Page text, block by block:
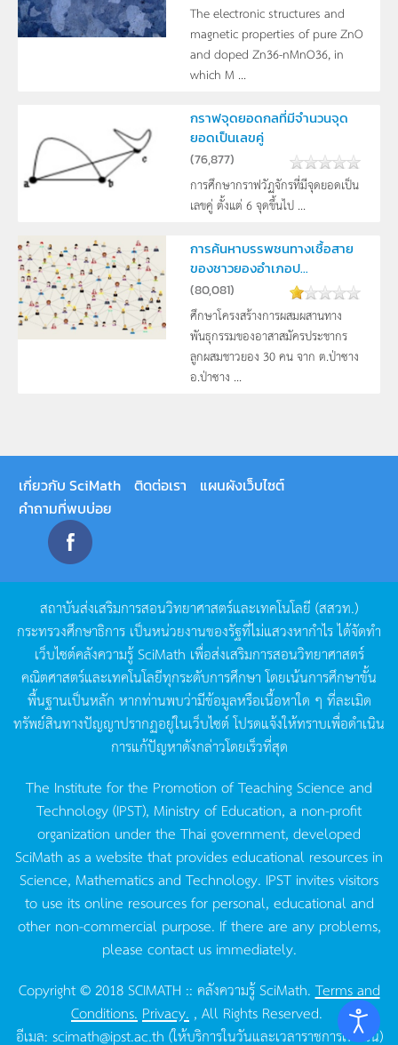
The electronic structures and
magnetic properties of pure ZnO
and doped Zn36-nMnO36, in
which M ...
กราฟจุดยอดกลที่มีจำนวนจุด
ยอดเป็นเลขคู่
(76,877)
การศึกษากราฟวัฏจักรที่มีจุดยอดเป็น
เลขคู่ ตั้งแต่ 6 จุดขึ้นไป ...
การค้นหาบรรพชนทางเชื้อสาย
ของชาวยองอำเภอป...
(80,081)
ศึกษาโครงสร้างการผสมผสานทาง
พันธุกรรมของอาสาสมัครประชากร
ลูกผสมชาวยอง 30 คน จาก ต.ป่าซาง
อ.ป่าซาง ...
เกี่ยวกับ SciMath ติดต่อเรา
แผนผังเว็บไซต์
คำถามที่พบบ่อย
สถาบันส่งเสริมการสอนวิทยาศาสตร์และเทคโนโลยี (สสวท.)
กระทรวงศึกษาธิการ เป็นหน่วยงานของรัฐที่ไม่แสวงหากำไรได้จัดทำ
เว็บไซต์คลังความรู้SciMath เพื่อส่งเสริมการสอนวิทยาศาสตร์
คณิตศาสตร์และเทคโนโลยีทุกระดับการศึกษา โดยเน้นการศึกษาขั้น
พื้นฐานเป็นหลัก หากท่านพบว่ามีข้อมูลหรือเนื้อหาใด ๆ ที่ละเมิด
ทรัพย์สินทางปัญญาปรากฏอยู่ในเว็บไซต์โปรดแจ้งให้ทราบเพื่อดำเนิน
การแก้ปัญหาดังกล่าวโดยเร็วที่สุด
The Institute for the Promotion of Teaching Science and
Technology (IPST), Ministry of Education, a non-profit
organization under the Thai government, developed
SciMath as a website that provides educational resources in
Science, Mathematics and Technology. IPST invites visitors
to use its online resources for personal, educational and
other non-commercial purpose. If there are any problems,
please contact us immediately.
Copyright © 2018 SCIMATH :: คลังความรู้ SciMath.Terms and
Conditions. Privacy. , All Rights Reserved.
อีเมล: scimath@ipst.ac.th (ให้บริการในวันและเวลาราชการเท่านั้น)